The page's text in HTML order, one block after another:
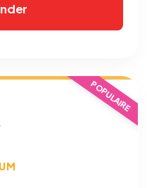
POPULAIRE
ACTIF
: session, sécurité,